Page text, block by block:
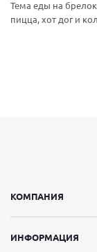
Тема еды на
пицца, хот дог и
КОМПАНИЯ
ИНФОРМАЦИЯ